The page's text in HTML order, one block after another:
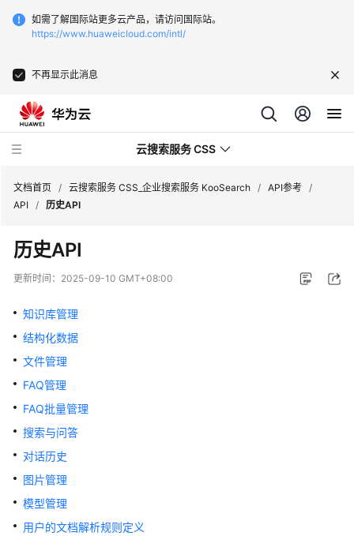
如需了解国际站更多云产品，请访问国际站。
https://www.huaweicloud.com/intl/
不再显示此消息
云搜索服务 CSS
产
介
绍
用
户
指
最
佳
实
践
文档首页 / 云搜索服务 CSS_企业搜索服务 KooSearch / API参考 /
API / 历史API
历史API
更新时间： 2025-09-10 GMT+08:00
知识库管理
结构化数据
文件管理
FAQ管理
FAQ批量管理
搜索与问答
对话历史
图片管理
模型管理
用户的文档解析规则定义